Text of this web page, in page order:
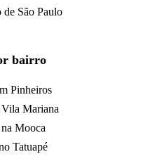
São Paulo
bairro
Pinheiros
Mariana
Mooca
Tatuapé